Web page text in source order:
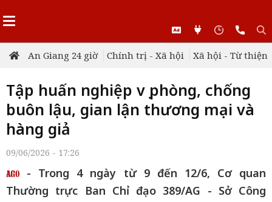
An Giang 24 giờ Chính trị - Xã hội Xã hội - Từ thiện
Tập huấn nghiệp vụ phòng, chống
buôn lậu, gian lận thương mại và
hàng giả
09/06/2026 - 17:26
- Trong 4 ngày từ 9 đến 12/6, Cơ quan
Thường trực Ban Chỉ đạo 389/AG - Sở Công